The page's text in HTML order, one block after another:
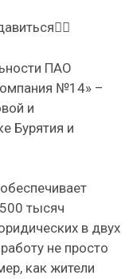
ПАО
№14» –
и
Бурятия и
тысяч
в двух
не просто
как жители